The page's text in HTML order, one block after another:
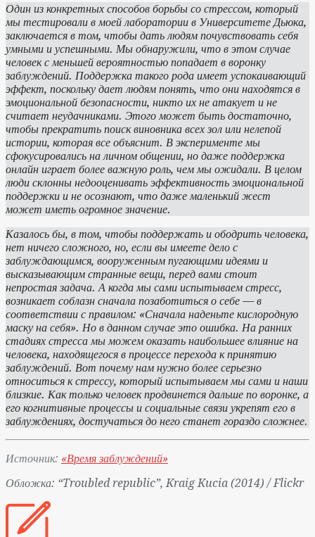
Один из конкретных способов борьбы со стрессом, который
мы тестировали в моей лаборатории в Университете Дьюка,
заключается в том, чтобы дать людям почувствовать себя
умными и успешными. Мы обнаружили, что в этом случае
человек с меньшей вероятностью попадает в воронку
заблуждений. Поддержка такого рода имеет успокаивающий
эффект, поскольку дает людям понять, что они находятся в
эмоциональной безопасности, никто их не атакует и не
считает неудачниками. Этого может быть достаточно,
чтобы прекратить поиск виновника всех зол или нелепой
истории, которая все объяснит. В эксперименте мы
сфокусировались на личном общении, но даже поддержка
онлайн играет более важную роль, чем мы ожидали. В целом
люди склонны недооценивать эффективность эмоциональной
поддержки и не осознают, что даже маленький жест
может иметь огромное значение.
Казалось бы, в том, чтобы поддержать и ободрить человека,
нет ничего сложного, но, если вы имеете дело с
заблуждающимся, вооруженным пугающими идеями и
высказывающим странные вещи, перед вами стоит
непростая задача. А когда мы сами испытываем стресс,
возникает соблазн сначала позаботиться о себе — в
соответствии с правилом: «Сначала наденьте кислородную
маску на себя». Но в данном случае это ошибка. На ранних
стадиях стресса мы можем оказать наибольшее влияние на
человека, находящегося в процессе перехода к принятию
заблуждений. Вот почему нам нужно более серьезно
относиться к стрессу, который испытываем мы сами и наши
близкие. Как только человек продвинется дальше по воронке, а
его когнитивные процессы и социальные связи укрепят его в
заблуждениях, достучаться до него станет гораздо сложнее.
Источник: «Время заблуждений»
Обложка: “Troubled republic”, Kraig Kucia (2014) / Flickr